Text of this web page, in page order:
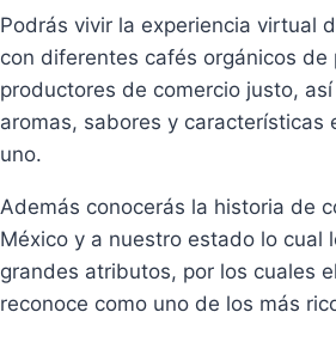
Podrás vivir la experiencia virtual
con diferentes cafés orgánicos de
productores de comercio justo,
aromas, sabores y características
uno.
Además conocerás la historia de
México y a nuestro estado lo cual
grandes atributos, por los cuales
reconoce como uno de los más